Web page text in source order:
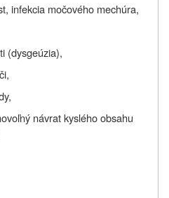
infekcia močového mechúra,
(dysgeúzia),
návrat kyslého obsahu